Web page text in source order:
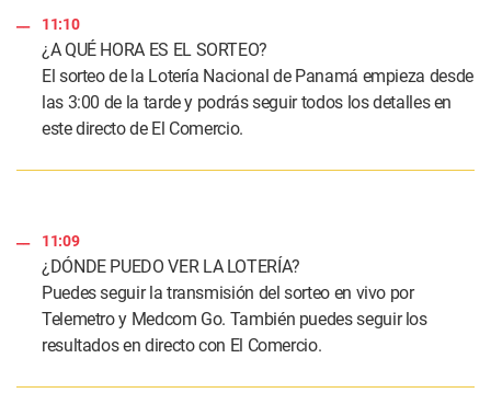
11:10
¿A QUÉ HORA ES EL SORTEO?
El sorteo de la Lotería Nacional de Panamá empieza desde
las 3:00 de la tarde y podrás seguir todos los detalles en
este directo de El Comercio.
11:09
¿DÓNDE PUEDO VER LA LOTERÍA?
Puedes seguir la transmisión del sorteo en vivo por
Telemetro y Medcom Go. También puedes seguir los
resultados en directo con El Comercio.